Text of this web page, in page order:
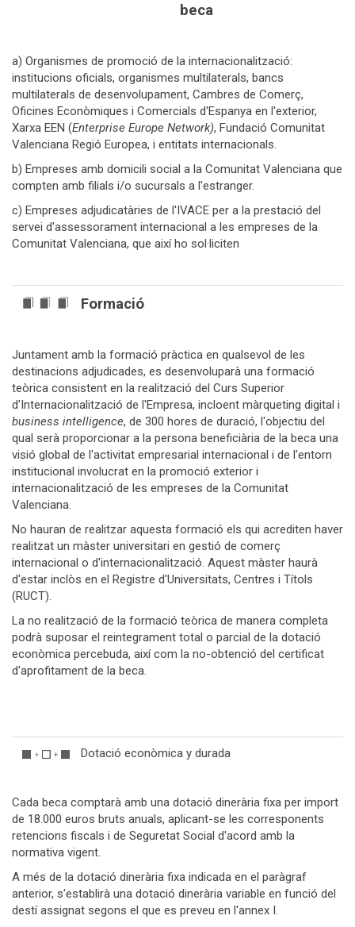
beca
a) Organismes de promoció de la internacionalització:
institucions oficials, organismes multilaterals, bancs
multilaterals de desenvolupament, Cambres de Comerç,
Oficines Econòmiques i Comercials d'Espanya en l'exterior,
Xarxa EEN (Enterprise Europe Network), Fundació Comunitat
Valenciana Regió Europea, i entitats internacionals.
b) Empreses amb domicili social a la Comunitat Valenciana que
compten amb filials i/o sucursals a l'estranger.
c) Empreses adjudicatàries de l'IVACE per a la prestació del
servei d'assessorament internacional a les empreses de la
Comunitat Valenciana, que així ho sol·liciten
Formació
Juntament amb la formació pràctica en qualsevol de les
destinacions adjudicades, es desenvoluparà una formació
teòrica consistent en la realització del Curs Superior
d'Internacionalització de l'Empresa, incloent màrqueting digital i
business intelligence, de 300 hores de duració, l'objectiu del
qual serà proporcionar a la persona beneficiària de la beca una
visió global de l'activitat empresarial internacional i de l'entorn
institucional involucrat en la promoció exterior i
internacionalització de les empreses de la Comunitat
Valenciana.
No hauran de realitzar aquesta formació els qui acrediten haver
realitzat un màster universitari en gestió de comerç
internacional o d'internacionalització. Aquest màster haurà
d'estar inclòs en el Registre d'Universitats, Centres i Títols
(RUCT).
La no realització de la formació teòrica de manera completa
podrà suposar el reintegrament total o parcial de la dotació
econòmica percebuda, així com la no-obtenció del certificat
d'aprofitament de la beca.
Dotació econòmica y durada
Cada beca comptarà amb una dotació dinerària fixa per import
de 18.000 euros bruts anuals, aplicant-se les corresponents
retencions fiscals i de Seguretat Social d'acord amb la
normativa vigent.
A més de la dotació dinerària fixa indicada en el paràgraf
anterior, s'establirà una dotació dinerària variable en funció del
destí assignat segons el que es preveu en l'annex I.